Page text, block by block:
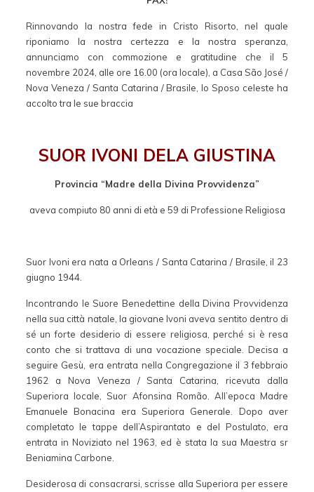
Rinnovando la nostra fede in Cristo Risorto, nel quale
riponiamo la nostra certezza e la nostra speranza,
annunciamo con commozione e gratitudine che il 5
novembre 2024, alle ore 16.00 (ora locale), a Casa São José /
Nova Veneza / Santa Catarina / Brasile, lo Sposo celeste ha
accolto tra le sue braccia
SUOR IVONI DELA GIUSTINA
Provincia “Madre della Divina Provvidenza”
aveva compiuto 80 anni di età e 59 di Professione Religiosa
Suor Ivoni era nata a Orleans / Santa Catarina / Brasile, il 23
giugno 1944.
Incontrando le Suore Benedettine della Divina Provvidenza
nella sua città natale, la giovane Ivoni aveva sentito dentro di
sé un forte desiderio di essere religiosa, perché si è resa
conto che si trattava di una vocazione speciale. Decisa a
seguire Gesù, era entrata nella Congregazione il 3 febbraio
1962 a Nova Veneza / Santa Catarina, ricevuta dalla
Superiora locale, Suor Afonsina Romão. All’epoca Madre
Emanuele Bonacina era Superiora Generale. Dopo aver
completato le tappe dell’Aspirantato e del Postulato, era
entrata in Noviziato nel 1963, ed è stata la sua Maestra sr
Beniamina Carbone.
Desiderosa di consacrarsi, scrisse alla Superiora per essere